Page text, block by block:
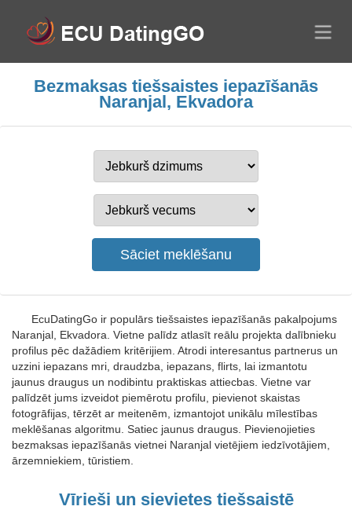
Bezmaksas tiešsaistes iepazīšanās
Naranjal, Ekvadora
EcuDatingGo ir populārs tiešsaistes iepazīšanās pakalpojums
Naranjal, Ekvadora. Vietne palīdz atlasīt reālu projekta dalībnieku
profilus pēc dažādiem kritērijiem. Atrodi interesantus partnerus un
uzzini iepazans mri, draudzba, iepazans, flirts, lai izmantotu
jaunus draugus un nodibintu praktiskas attiecbas. Vietne var
palīdzēt jums izveidot piemērotu profilu, pievienot skaistas
fotogrāfijas, tērzēt ar meitenēm, izmantojot unikālu mīlestības
meklēšanas algoritmu. Satiec jaunus draugus. Pievienojieties
bezmaksas iepazīšanās vietnei Naranjal vietējiem iedzīvotājiem,
ārzemniekiem, tūristiem.
Vīrieši un sievietes tiešsaistē